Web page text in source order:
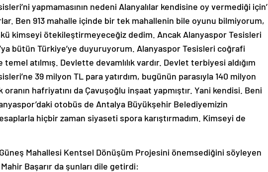
yapmamasının nedeni Alanyalılar kendisine oy vermediği için’
Ben 913 mahalle içinde bir tek mahallenin bile oyunu bilmiyorum,
kimseyi ötekileştirmeyeceğiz dedim. Ancak Alanyaspor Tesisleri
bütün Türkiye’ye duyuruyorum. Alanyaspor Tesisleri coğrafi
atılmış. Devlette devamlılık vardır. Devlet terbiyesi aldığım
39 milyon TL para yatırdım, bugünün parasıyla 140 milyon
oranın hafriyatını da Çavuşoğlu inşaat yapmıştır. Yani kendisi. Beni
otobüs de Antalya Büyükşehir Belediyemizin
hiçbir zaman siyaseti spora karıştırmadım. Kimseyi de
Mahallesi Kentsel Dönüşüm Projesini önemsediğini söyleyen
Başarır da şunları dile getirdi: